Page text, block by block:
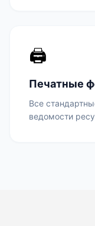
🖨️
Печатные
Все
ведомости